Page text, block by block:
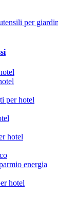
per
per hotel
hotel
energia
hotel